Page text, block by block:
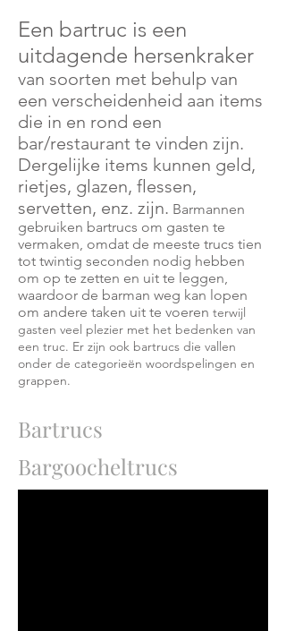
Een bartruc is een
uitdagende hersenkraker
van soorten met behulp van
een verscheidenheid aan items
die in en rond een
bar/restaurant te vinden zijn.
Dergelijke items kunnen geld,
rietjes, glazen, flessen,
servetten, enz. zijn. Barmannen
gebruiken bartrucs om gasten te
vermaken, omdat de meeste trucs tien
tot twintig seconden nodig hebben
om op te zetten en uit te leggen,
waardoor de barman weg kan lopen
om andere taken uit te voeren terwijl
gasten veel plezier met het bedenken van
een truc. Er zijn ook bartrucs die vallen
onder de categorieën woordspelingen en
grappen.
Bartrucs
Bargoocheltrucs